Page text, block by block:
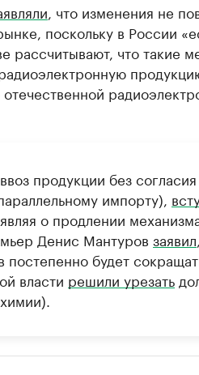
, что изменения не
поскольку в России
рассчитывают, что такие
продукции без согласия
импорту),
о продлении
Денис Мантуров заявил
постепенно будет
власти решили урезать